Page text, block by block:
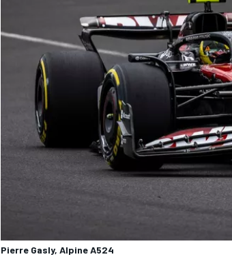
Pierre Gasly, Alpine A524